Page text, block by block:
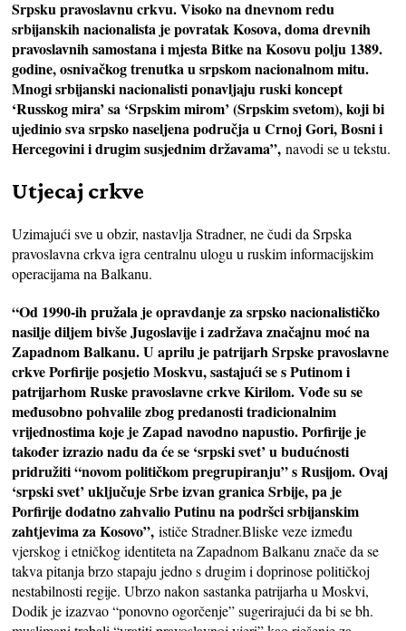
Srpsku pravoslavnu crkvu. Visoko na dnevnom redu
srbijanskih nacionalista je povratak Kosova, doma drevnih
pravoslavnih samostana i mjesta Bitke na Kosovu polju 1389.
godine, osnivačkog trenutka u srpskom nacionalnom mitu.
Mnogi srbijanski nacionalisti ponavljaju ruski koncept
‘Russkog mira’ sa ‘Srpskim mirom’ (Srpskim svetom), koji bi
ujedinio sva srpsko naseljena područja u Crnoj Gori, Bosni i
Hercegovini i drugim susjednim državama”, navodi se u tekstu.
Utjecaj crkve
Uzimajući sve u obzir, nastavlja Stradner, ne čudi da Srpska
pravoslavna crkva igra centralnu ulogu u ruskim informacijskim
operacijama na Balkanu.
“Od 1990-ih pružala je opravdanje za srpsko nacionalističko
nasilje diljem bivše Jugoslavije i zadržava značajnu moć na
Zapadnom Balkanu. U aprilu je patrijarh Srpske pravoslavne
crkve Porfirije posjetio Moskvu, sastajući se s Putinom i
patrijarhom Ruske pravoslavne crkve Kirilom. Vođe su se
međusobno pohvalile zbog predanosti tradicionalnim
vrijednostima koje je Zapad navodno napustio. Porfirije je
također izrazio nadu da će se ‘srpski svet’ u budućnosti
pridružiti “novom političkom pregrupiranju” s Rusijom. Ovaj
‘srpski svet’ uključuje Srbe izvan granica Srbije, pa je
Porfirije dodatno zahvalio Putinu na podršci srbijanskim
zahtjevima za Kosovo”, ističe Stradner.Bliske veze između
vjerskog i etničkog identiteta na Zapadnom Balkanu znače da se
takva pitanja brzo stapaju jedno s drugim i doprinose političkoj
nestabilnosti regije. Ubrzo nakon sastanka patrijarha u Moskvi,
Dodik je izazvao “ponovno ogorčenje” sugerirajući da bi se bh.